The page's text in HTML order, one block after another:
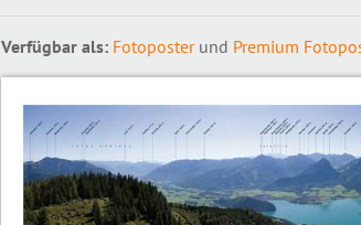
Verfügbar als: Fotoposterund Premium